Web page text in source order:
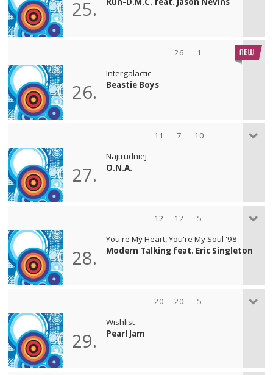
25.
26 1
26.
Intergalactic
Beastie Boys
11 7 10
27.
Najtrudniej
O.N.A.
12 12 5
28.
You're My Heart, You're My Soul '98
Modern Talking feat. Eric Singleton
20 20 5
29.
Wishlist
Pearl Jam